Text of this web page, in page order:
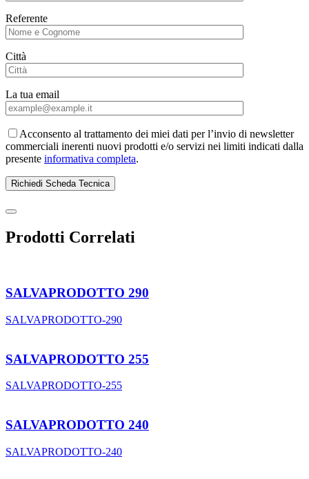
Referente
Città
La tua email
Acconsento al trattamento dei miei dati per l’invio di newsletter
commerciali inerenti nuovi prodotti e/o servizi nei limiti indicati dalla
presente informativa completa.
Prodotti Correlati
SALVAPRODOTTO 290
SALVAPRODOTTO-290
SALVAPRODOTTO 255
SALVAPRODOTTO-255
SALVAPRODOTTO 240
SALVAPRODOTTO-240